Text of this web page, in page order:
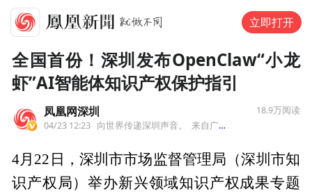
立即打开
全国首份！深圳发布OpenClaw“小龙
虾”AI智能体知识产权保护指引
凤凰网深圳
04/23 12:23 向世界传递深圳声音。 来自广东省
18.9万阅读
4月22日，深圳市市场监督管理局（深圳市知
识产权局）举办新兴领域知识产权成果专题